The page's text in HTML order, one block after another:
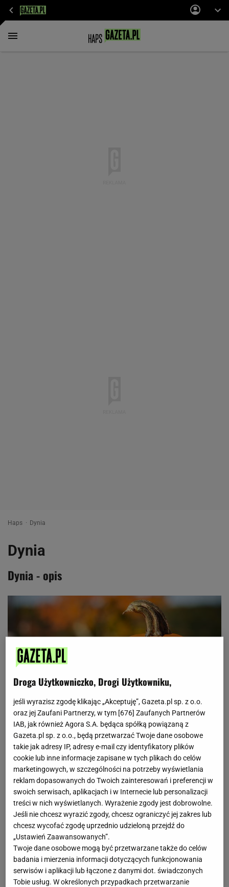
Haps Dynia
Dynia
Dynia - opis
Dynia to typowo jesienne warzywo. W chłodne dni chętnie
sięgamy po nią by przygotować rozmaite dania wytrawne,
a także desery.
Dynia - wartości odżywcze(100g)
Wartość energetyczna kcal
Tłuszcze g
Droga Użytkowniczko, Drogi Użytkowniku,
jeśli wyrazisz zgodę klikając „Akceptuję”, Gazeta.pl sp. z o.o.
oraz jej Zaufani Partnerzy, w tym [676] Zaufanych Partnerów
IAB, jak również Agora S.A. będąca spółką powiązaną z
Gazeta.pl sp. z o.o., będą przetwarzać Twoje dane osobowe
takie jak adresy IP, adresy e-mail czy identyfikatory plików
cookie lub inne informacje zapisane w tych plikach do celów
marketingowych, w szczególności na potrzeby wyświetlania
reklam dopasowanych do Twoich zainteresowań i preferencji w
swoich serwisach, aplikacjach i w Internecie lub personalizacji
treści w nich wyświetlanych. Wyrażenie zgody jest dobrowolne.
Jeśli nie chcesz wyrazić zgody, chcesz ograniczyć jej zakres lub
chcesz wycofać zgodę uprzednio udzieloną przejdź do
„Ustawień Zaawansowanych”.
Twoje dane osobowe mogą być przetwarzane także do celów
badania i mierzenia informacji dotyczących funkcjonowania
serwisów i aplikacji lub łączone z danymi dot. świadczonych
Tobie usług. W określonych przypadkach przetwarzanie